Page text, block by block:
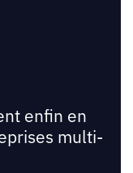
enfin en
multi-